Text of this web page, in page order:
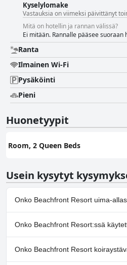
Kyselylomake
Vastauksia on viimeksi päivittänyt
Mitä on hotellin ja rannan välissä?
Ei mitään. Rannalle pääsee suoraan
Ranta
Ilmainen Wi-Fi
Pysäköinti
Pieni
Huonetyypit
Room, 2 Queen Beds
Usein kysytyt
Onko Beachfront Resort uima-
Ei, Beachfront Resort ei ole uima-
Onko Beachfront Resort:ssä
Ei, Beachfront Resort ei tarjoa
Onko Beachfront Resort